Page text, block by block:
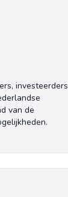
investeerders
van de